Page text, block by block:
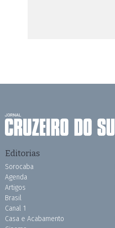
Editorias
Sorocaba
Agenda
Artigos
Brasil
Canal 1
Casa e Acabamento